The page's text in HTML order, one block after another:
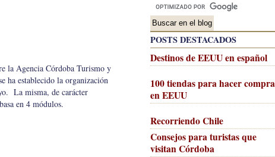
POSTS DESTACADOS
Destinos de EEUU en español
100 tiendas para hacer
en EEUU
Recorriendo Chile
Consejos para turistas que
visitan Córdoba
la Agencia Córdoba Turismo y
ha establecido la organización
La misma, de carácter
en 4 módulos.